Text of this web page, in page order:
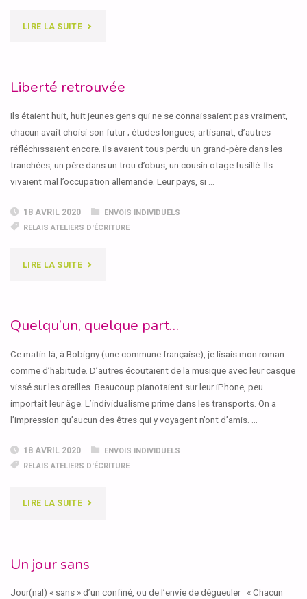
LIRE LA SUITE"PASHDI"
Liberté retrouvée
Ils étaient huit, huit jeunes gens qui ne se connaissaient pas vraiment,
chacun avait choisi son futur ; études longues, artisanat, d’autres
réfléchissaient encore. Ils avaient tous perdu un grand-père dans les
tranchées, un père dans un trou d’obus, un cousin otage fusillé. Ils
vivaient mal l’occupation allemande. Leur pays, si …
18 AVRIL 2020
ENVOIS INDIVIDUELS
RELAIS ATELIERS D'ÉCRITURE
LIRE LA SUITE"LIBERTÉ
Quelqu’un, quelque part…
Ce matin-là, à Bobigny (une commune française), je lisais mon roman
comme d’habitude. D’autres écoutaient de la musique avec leur casque
vissé sur les oreilles. Beaucoup pianotaient sur leur iPhone, peu
importait leur âge. L’individualisme prime dans les transports. On a
l’impression qu’aucun des êtres qui y voyagent n’ont d’amis. …
18 AVRIL 2020
ENVOIS INDIVIDUELS
RELAIS ATELIERS D'ÉCRITURE
LIRE LA SUITE"QUELQU’UN,
Un jour sans
Jour(nal) « sans » d’un confiné, ou de l’envie de dégueuler « Chacun